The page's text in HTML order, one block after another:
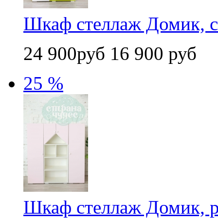
Шкаф стеллаж Домик,
24 900руб 16 900 руб
25 %
Шкаф стеллаж Домик,